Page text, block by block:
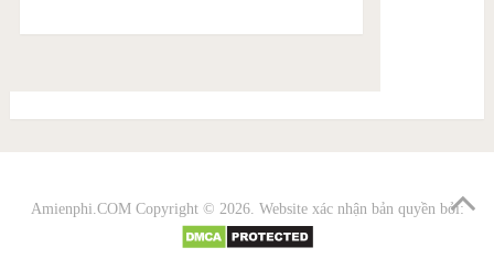
Amienphi.COMCopyright © 2026. Website xác nhận bản quyền bởi: